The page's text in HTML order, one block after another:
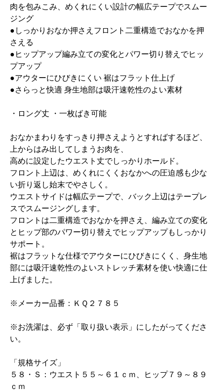
肉を包みこみ、めくれにくい設計の幅広テープでスムー
ジング
●しっかりおなか押さえフロント二重構造でおなかを押
さえる
●ヒップアップ編み立ての変化とパワー切り替えでヒッ
プアップ
●アウターにひびきにくい 裾はフラット仕上げ
●さらっと快適 身生地部は吸汗速乾性のよい素材
・ロング丈 ・一枚ばき可能
おなかまわりをすっきり押さえようとすればするほど、
上からはみ出してしまうお肉を、
高めに設定したウエスト丈でしっかりホールド。
フロント上辺は、めくれにくくおなかへの圧迫感も少な
い折り返し始末でやさしく。
ウエストサイドは幅広テープで、バック上辺はテープレ
スでスムージングします。
フロントは二重構造でおなかを押さえ、編み立ての変化
とヒップ部のパワー切り替えでヒップアップもしっかり
サポート。
裾はフラットな仕様でアウターにひびきにくく、身生地
部には吸汗速乾性のよいストレッチ素材を使い快適に仕
上げました。
※メーカー品番：ＫＱ２７８５
※お洗濯は、必ず「取り扱い表示」にしたがってくださ
い。
「規格サイズ」
５８・Ｓ：ウエスト５５～６１ｃｍ、ヒップ７９～８９
ｃｍ